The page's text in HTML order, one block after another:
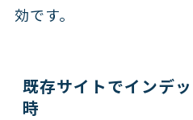
効です。
既存サイトでインデ
時